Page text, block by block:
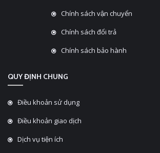
Chính sách vận chuyển
Chính sách đổi trả
Chính sách bảo hành
QUY ĐỊNH CHUNG
Điều khoản sử dụng
Điều khoản giao dịch
Dịch vụ tiện ích